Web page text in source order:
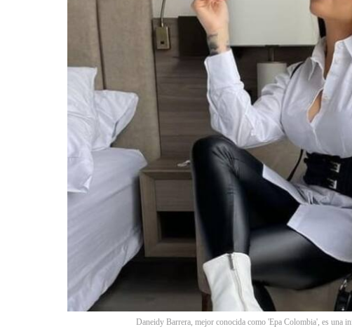
Daneidy Barrera, mejor conocida como 'Epa Colombia', es una